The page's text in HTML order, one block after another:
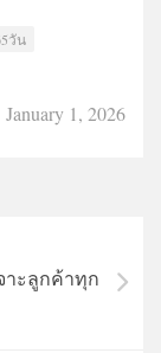
วัน
January 1, 2026
าะลูกค้าทุก